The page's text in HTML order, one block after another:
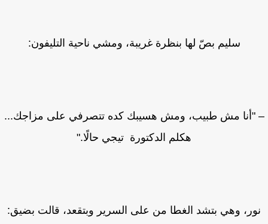
سليم بصّ لها بنظرة غريبة، ومشي ناحية التليفون:
"أنا مش طبيب، ومش هسيبك كده تتصرفي على مزاجك...
هكلم الدكتورة تيجي حالًا."
وهي بتشد الغطا من على السرير وبتقعد، قالت بضيق: